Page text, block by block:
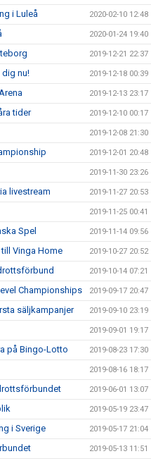
i Luleå 2020-02-10 12:48
2020-01-24 19:40
2019-12-21 22:37
dig nu! 2019-12-18 00:39
2019-12-13 23:17
tider 2019-12-10 00:17
2019-12-08 21:30
2019-12-01 20:48
2019-11-30 23:26
livestream 2019-11-27 20:53
2019-11-25 00:41
Spel 2019-11-14 09:56
Vinga Home 2019-10-27 20:52
2019-10-14 07:21
Championships 2019-09-17 20:47
säljkampanjer 2019-09-10 23:19
2019-09-01 19:17
på Bingo-Lotto 2019-08-23 17:30
2019-08-16 18:17
2019-06-01 13:07
2019-05-19 23:47
i Sverige 2019-05-17 21:04
2019-05-13 11:51